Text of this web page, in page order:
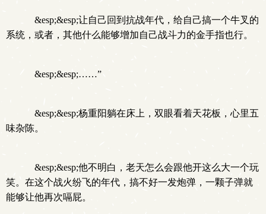
&esp;&esp;让自己回到抗战年代，给自己搞一个牛叉的
系统，或者，其他什么能够增加自己战斗力的金手指也行。
&esp;&esp;……”
&esp;&esp;杨重阳躺在床上，双眼看着天花板，心里五
味杂陈。
&esp;&esp;他不明白，老天怎么会跟他开这么大一个玩
笑。在这个战火纷飞的年代，搞不好一发炮弹，一颗子弹就
能够让他再次嗝屁。